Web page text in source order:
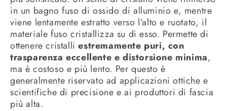
in un bagno fuso di ossido di alluminio e, mentre
viene lentamente estratto verso l’alto e ruotato, il
materiale fuso cristallizza su di esso. Permette di
ottenere cristalliestremamente puri, con
trasparenza eccellente e distorsione minima,
ma è costoso e più lento. Per questo è
generalmente riservato ad applicazioni ottiche e
scientifiche di precisione e ai produttori di fascia
più alta.